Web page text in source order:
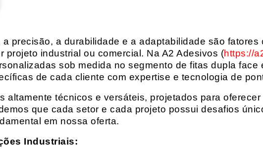
precisão, a durabilidade e a adaptabilidade são fatores
industrial ou comercial. Na A2 Adesivos (https://
sob medida no segmento de fitas dupla face
de cada cliente com expertise e tecnologia de
altamente técnicos e versáteis, projetados para
que cada setor e cada projeto possui desafios
em nossa oferta.
Industriais: